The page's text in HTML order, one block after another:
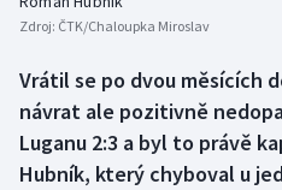
Box
Curling
Zdroj: ČTK/Chaloupka Miroslav
Vrátil se po dvou měsících
návrat ale pozitivně
Luganu 2:3 a byl to právě
Hubník, který chyboval u